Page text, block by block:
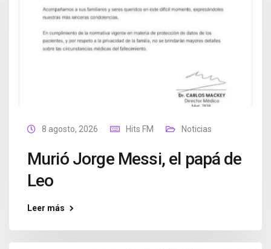
8 agosto, 2026 Hits FM Noticias
Murió Jorge Messi, el papá de
Leo
Leer más